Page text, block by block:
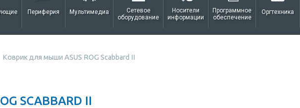
Периферия Мультимедиа
Сетевое
оборудование
Носители
информации
Программное
обеспечение
Оргтехника
Коврик для мыши ASUS ROG Scabbard II
SCABBARD II